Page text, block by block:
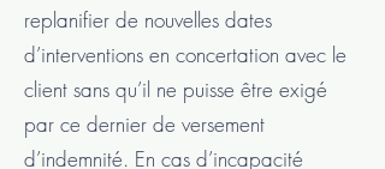
replanifier de nouvelles dates
d’interventions en concertation avec le
client sans qu’il ne puisse être exigé
par ce dernier de versement
d’indemnité. En cas d’incapacité